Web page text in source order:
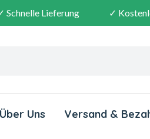
Schnelle Lieferung ✓
Über Uns Versand &